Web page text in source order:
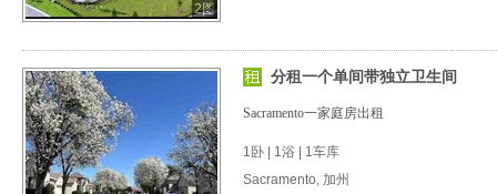
2图
分租一个单间带独立卫生间
Sacramento一家庭房出租
1卧 | 1浴 | 1车库
Sacramento, 加州